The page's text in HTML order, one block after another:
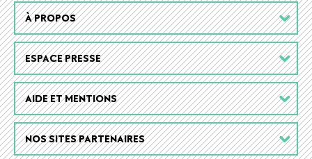
Footer
menu
À PROPOS
ESPACE PRESSE
AIDE ET MENTIONS
NOS SITES PARTENAIRES